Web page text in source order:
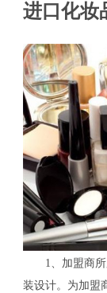
进口化妆
1、加盟商所
装设计。为加盟